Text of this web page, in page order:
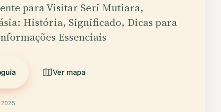
para Visitar Seri Mutiara,
História, Significado, Dicas para
Essenciais
Ver mapa